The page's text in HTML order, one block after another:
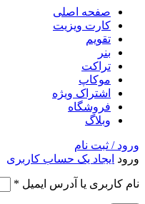
صفحه اصلی
کارت ویزیت
تقویم
بنر
تراکت
موکاپ
اشتراک ویژه
فروشگاه
وبلاگ
ورود / ثبت نام
ورود ایجاد یک حساب کاربری
نام کاربری یا آدرس ایمیل *